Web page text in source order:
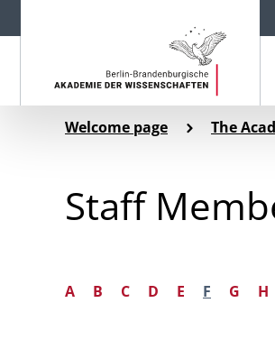
Welcome page The
Staff
A B C D E F G H